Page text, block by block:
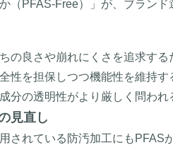
（PFAS-Free）」が、ブランド
の良さや崩れにくさを追求す
性を担保しつつ機能性を維持
分の透明性がより厳しく問われ
見直し
されている防汚加工にもPFAS